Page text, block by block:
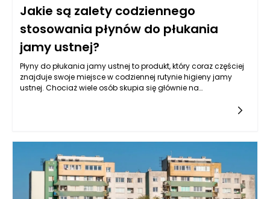
Jakie są zalety codziennego
stosowania płynów do płukania
jamy ustnej?
Płyny do płukania jamy ustnej to produkt, który coraz częściej
znajduje swoje miejsce w codziennej rutynie higieny jamy
ustnej. Chociaż wiele osób skupia się głównie na
ogólny stan zdrowia jamy ustnej, eliminując bakterie, które są
odpowiedzialne za powstawanie próchnicy oraz chorób
przyzębia.